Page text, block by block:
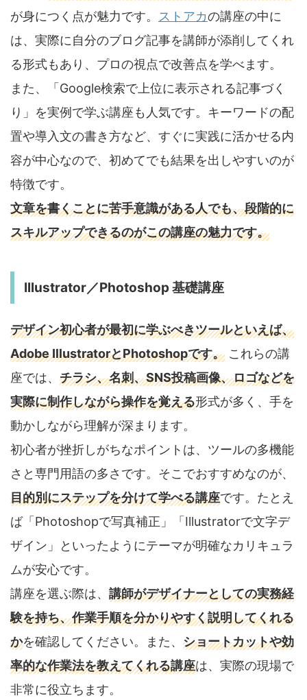
が身につく点が魅力です。
ストアカの講座の中に
は、実際に自分のブログ記事を講師が添削してくれ
る形式もあり、プロの視点で改善点を学べます。
また、「Google検索で上位に表示される記事づく
り」を実例で学ぶ講座も人気です。キーワードの配
置や導入文の書き方など、すぐに実践に活かせる内
容が中心なので、初めてでも結果を出しやすいのが
特徴です。
文章を書くことに苦手意識がある人でも、段階的に
スキルアップできるのがこの講座の魅力です。
Illustrator／Photoshop 基礎講座
デザイン初心者が最初に学ぶべきツールといえば、
Adobe IllustratorとPhotoshopです。 これらの講
座では、 チラシ、名刺、SNS投稿画像、ロゴなどを
実際に制作しながら操作を覚える形式が多く、手を
動かしながら理解が深まります。
初心者が挫折しがちなポイントは、ツールの多機能
さと専門用語の多さです。そこでおすすめなのが、
目的別にステップを分けて学べる講座です。たとえ
ば「Photoshopで写真補正」「Illustratorで文字デ
ザイン」といったようにテーマが明確なカリキュラ
ムが安心です。
講座を選ぶ際は、 講師がデザイナーとしての実務経
験を持ち、作業手順を分かりやすく説明してくれる
かを確認してください。また、 ショートカットや効
率的な作業法を教えてくれる講座は、実際の現場で
非常に役立ちます。